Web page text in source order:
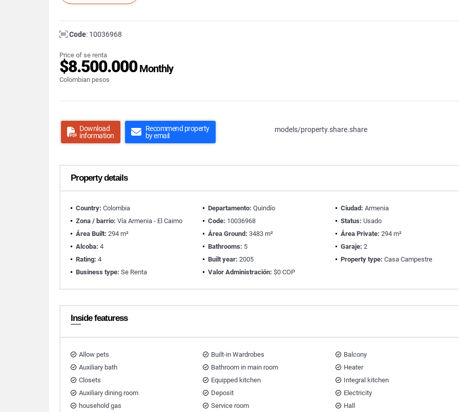
Code: 10036968
Price of se renta
$8.500.000Monthly
Colombian pesos
Download
information
Recommend property
by email
models/property.share.share
Property details
Country: Colombia Departamento: Quindío Ciudad: Armenia
Zona / barrio: Vía Armenia - El Caimo Code: 10036968 Status: Usado
Área Built: 294 m² Área Ground: 3483 m² Área Private: 294 m²
Alcoba: 4 Bathrooms: 5 Garaje: 2
Rating: 4 Built year: 2005 Property type: Casa Campestre
Business type: Se Renta Valor Administración: $0 COP
Inside featuress
Allow pets Built-in Wardrobes
Balcony
Auxiliary bath
Bathroom in main room
Heater
Closets
Equipped kitchen
Integral kitchen
Auxiliary dining room
Deposit
Electricity
household gas
Service room
Hall